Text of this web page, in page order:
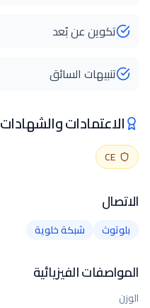
تكوين عن بُعد
تنبيهات السائق
الاعتمادات والشهادات
CE
الاتصال
بلوتوث شبكة خلوية
المواصفات الفيزيائية
الوزن